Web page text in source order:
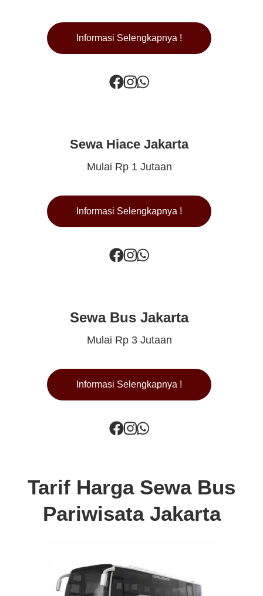
Informasi Selengkapnya !
Sewa Hiace Jakarta
Mulai Rp 1 Jutaan
Informasi Selengkapnya !
Sewa Bus Jakarta
Mulai Rp 3 Jutaan
Informasi Selengkapnya !
Tarif Harga Sewa Bus
Pariwisata Jakarta